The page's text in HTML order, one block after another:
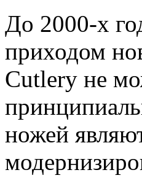
До 2000-х
приходом
Cutlery не
ножей